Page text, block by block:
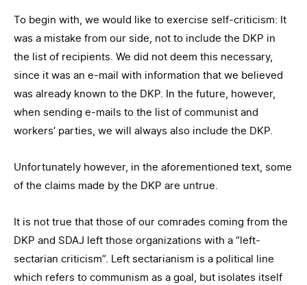
To begin with, we would like to exercise self-criticism: It
was a mistake from our side, not to include the DKP in
the list of recipients. We did not deem this necessary,
since it was an e-mail with information that we believed
was already known to the DKP. In the future, however,
when sending e-mails to the list of communist and
workers’ parties, we will always also include the DKP.
Unfortunately however, in the aforementioned text, some
of the claims made by the DKP are untrue.
It is not true that those of our comrades coming from the
DKP and SDAJ left those organizations with a “left-
sectarian criticism”. Left sectarianism is a political line
which refers to communism as a goal, but isolates itself